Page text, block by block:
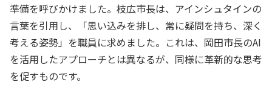
準備を呼びかけました。枝広市長は、アインシュタインの
言葉を引用し、「思い込みを排し、常に疑問を持ち、深く
考える姿勢」を職員に求めました。これは、岡田市長のAI
を活用したアプローチとは異なるが、同様に革新的な思考
を促すものです。